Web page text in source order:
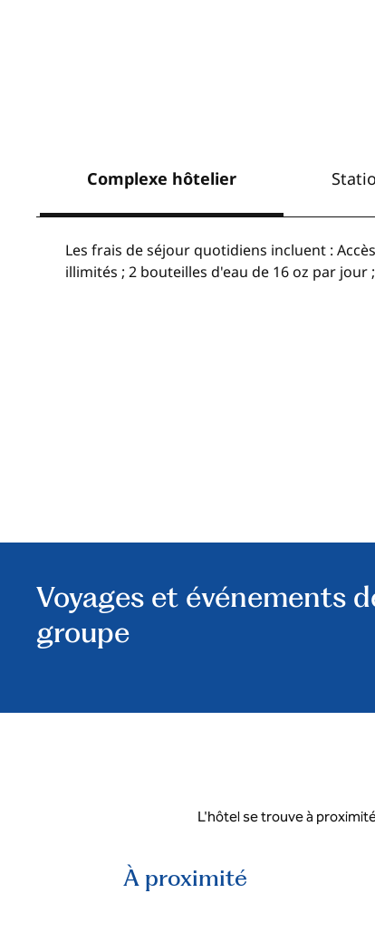
Complexe hôtelier
Les frais de séjour quotidiens incluent :
illimités ; 2 bouteilles d'eau de 16 oz par jour
Voyages et événements
groupe
L'hôtel se trouve à
À proximité